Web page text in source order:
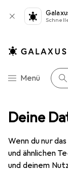
Deine
Wenn du nur
und ähnlichen
und deinem
Navigation nach
Menü Suche
DSLM Travel